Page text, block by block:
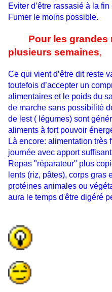
Eviter d’être rassasié à la fin
Fumer le moins possible.
Pour les grandes
plusieurs semaines,
Ce qui vient d’être dit reste
toutefois d’accepter un
alimentaires et le poids du
de marche sans possibilité
de lest ( légumes) sont
aliments à fort pouvoir
Là encore: alimentation très
journée avec apport
Repas "réparateur" plus
lents (riz, pâtes), corps gras
protéines animales ou
aura le temps d'être digéré